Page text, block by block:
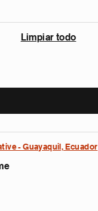
Limpiar todo
- Guayaquil, Ecuador